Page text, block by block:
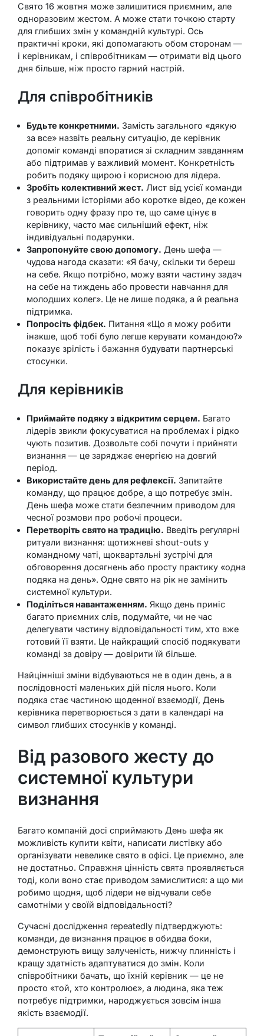
Свято 16 жовтня може залишитися приємним, але
одноразовим жестом. А може стати точкою старту
для глибших змін у командній культурі. Ось
практичні кроки, які допомагають обом сторонам —
і керівникам, і співробітникам — отримати від цього
дня більше, ніж просто гарний настрій.
Для співробітників
Будьте конкретними. Замість загального «дякую
за все» назвіть реальну ситуацію, де керівник
допоміг команді впоратися зі складним завданням
або підтримав у важливий момент. Конкретність
робить подяку щирою і корисною для лідера.
Зробіть колективний жест. Лист від усієї команди
з реальними історіями або коротке відео, де кожен
говорить одну фразу про те, що саме цінує в
керівнику, часто має сильніший ефект, ніж
індивідуальні подарунки.
Запропонуйте свою допомогу. День шефа —
чудова нагода сказати: «Я бачу, скільки ти береш
на себе. Якщо потрібно, можу взяти частину задач
на себе на тиждень або провести навчання для
молодших колег». Це не лише подяка, а й реальна
підтримка.
Попросіть фідбек. Питання «Що я можу робити
інакше, щоб тобі було легше керувати командою?»
показує зрілість і бажання будувати партнерські
стосунки.
Для керівників
Приймайте подяку з відкритим серцем. Багато
лідерів звикли фокусуватися на проблемах і рідко
чують позитив. Дозвольте собі почути і прийняти
визнання — це заряджає енергією на довгий
період.
Використайте день для рефлексії. Запитайте
команду, що працює добре, а що потребує змін.
День шефа може стати безпечним приводом для
чесної розмови про робочі процеси.
Перетворіть свято на традицію. Введіть регулярні
ритуали визнання: щотижневі shout-outs у
командному чаті, щоквартальні зустрічі для
обговорення досягнень або просту практику «одна
подяка на день». Одне свято на рік не замінить
системної культури.
Поділіться навантаженням. Якщо день приніс
багато приємних слів, подумайте, чи не час
делегувати частину відповідальності тим, хто вже
готовий її взяти. Це найкращий спосіб подякувати
команді за довіру — довірити їй більше.
Найцінніші зміни відбуваються не в один день, а в
послідовності маленьких дій після нього. Коли
подяка стає частиною щоденної взаємодії, День
керівника перетворюється з дати в календарі на
символ глибших стосунків у команді.
Від разового жесту до
системної культури
визнання
Багато компаній досі сприймають День шефа як
можливість купити квіти, написати листівку або
організувати невелике свято в офісі. Це приємно, але
не достатньо. Справжня цінність свята проявляється
тоді, коли воно стає приводом замислитися: а що ми
робимо щодня, щоб лідери не відчували себе
самотніми у своїй відповідальності?
Сучасні дослідження repeatedly підтверджують:
команди, де визнання працює в обидва боки,
демонструють вищу залученість, нижчу плинність і
кращу здатність адаптуватися до змін. Коли
співробітники бачать, що їхній керівник — це не
просто «той, хто контролює», а людина, яка теж
потребує підтримки, народжується зовсім інша
якість взаємодії.